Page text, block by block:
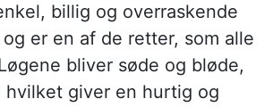
billig og overraskende
er en af de retter, som alle
bliver søde og bløde,
hvilket giver en hurtig og